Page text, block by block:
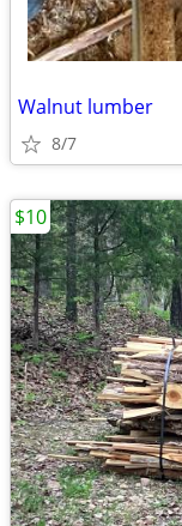
Walnut lumber
8/7
$10